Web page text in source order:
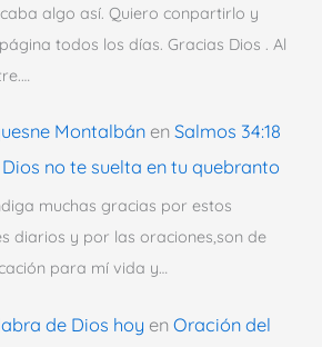
algo así. Quiero conpartirlo y
todos los días. Gracias Dios . Al
Montalbánen Salmos 34:18
Dios no te suelta en tu quebranto
muchas gracias por estos
diarios y por las oraciones,son de
para mí vida y…
de Dios hoy en Oración del